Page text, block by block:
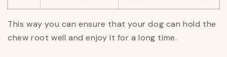
This way you can ensure that your dog can hold the
chew root well and enjoy it for a long time.